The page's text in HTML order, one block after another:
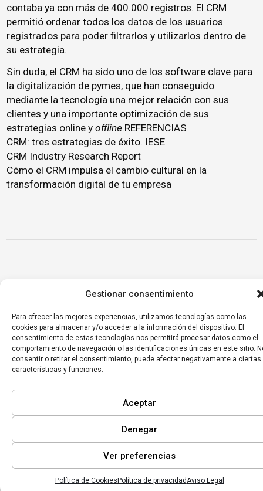
Gestionar consentimiento
Para ofrecer las mejores experiencias, utilizamos tecnologías como las
cookies para almacenar y/o acceder a la información del dispositivo. El
consentimiento de estas tecnologías nos permitirá procesar datos como el
comportamiento de navegación o las identificaciones únicas en este sitio.
consentir o retirar el consentimiento, puede afectar negativamente a ciertas
características y funciones.
Aceptar
Denegar
Ver preferencias
Política de Cookies Política de privacidadAviso Legal
contaba ya con más de 400.000 registros. El CRM
permitió ordenar todos los datos de los usuarios
registrados para poder filtrarlos y utilizarlos dentro de
su estrategia.
Sin duda, el CRM ha sido uno de los software clave para
la digitalización de pymes, que han conseguido
mediante la tecnología una mejor relación con sus
clientes y una importante optimización de sus
estrategias online yoffline.REFERENCIAS
CRM: tres estrategias de éxito. IESE
CRM Industry Research Report
Cómo el CRM impulsa el cambio cultural en la
transformación digital de tu empresa
Inicio Mi lista Perfil